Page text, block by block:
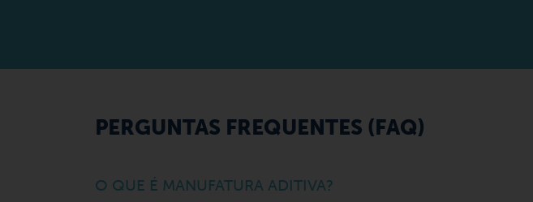
PERGUNTAS FREQUENTES (FAQ)
O QUE É MANUFATURA ADITIVA?